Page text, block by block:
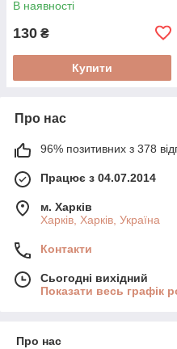
В наявності
130 ₴
Купити
Про нас
96% позитивних з 378
Працює з 04.07.2014
м. Харків
Харків, Харків, Україна
Контакти
Сьогодні вихідний
Показати весь графік
Про нас